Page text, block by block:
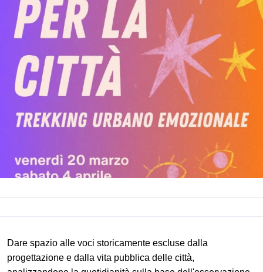
Descrizione
Dare spazio alle voci storicamente escluse dalla
progettazione e dalla vita pubblica delle città,